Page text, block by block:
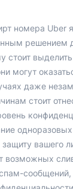
номера Uber
решением
стоит
могут
даже
стоит
защиту вашего
возможных